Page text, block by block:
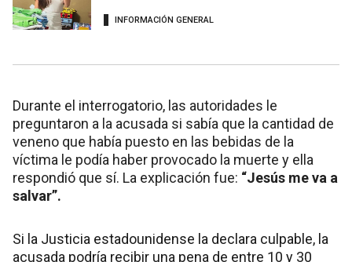
INFORMACIÓN GENERAL
Durante el interrogatorio, las autoridades le
preguntaron a la acusada si sabía que la cantidad de
veneno que había puesto en las bebidas de la
víctima le podía haber provocado la muerte y ella
respondió que sí. La explicación fue: “Jesús me va a
salvar”.
Si la Justicia estadounidense la declara culpable, la
acusada podría recibir una pena de entre 10 y 30